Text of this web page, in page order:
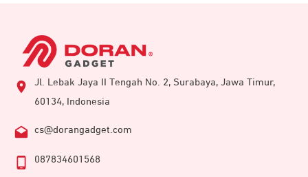
Jl. Lebak Jaya II Tengah No. 2, Surabaya, Jawa Timur,
60134, Indonesia
cs@dorangadget.com
087834601568